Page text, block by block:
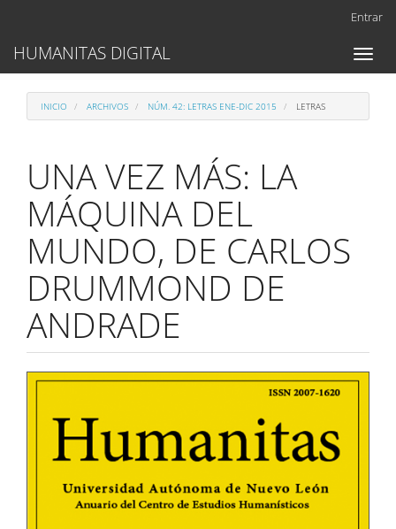
Contenido
principal
lateral
Entrar
Toggle
HUMANITAS DIGITAL
INICIO ARCHIVOS NÚM. 42: LETRAS ENE-DIC 2015 LETRAS
UNA VEZ MÁS: LA
MÁQUINA DEL
MUNDO, DE CARLOS
DRUMMOND DE
ANDRADE
Barra
lateral
del
artículo